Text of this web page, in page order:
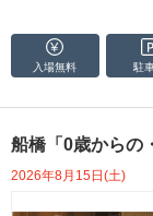
入場無料 駐
船橋「0歳からの
2026年8月15日(土)